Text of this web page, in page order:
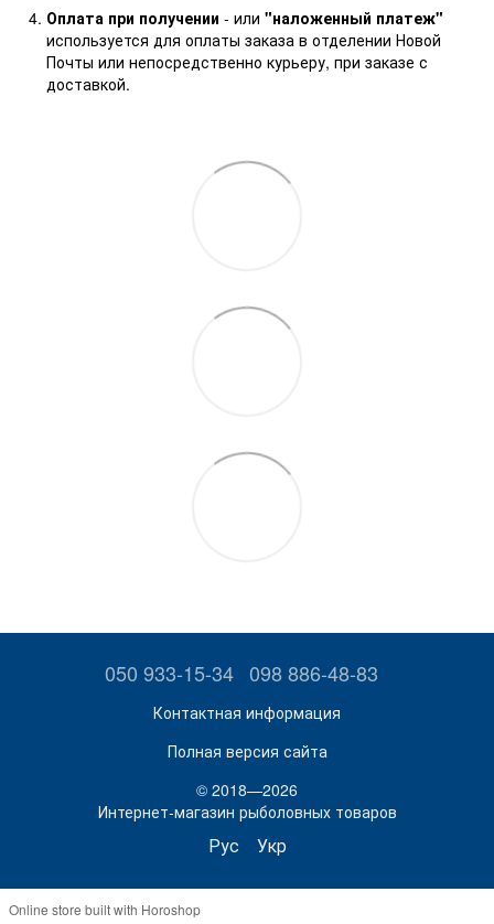
Оплата при получении - или "наложенный платеж"
используется для оплаты заказа в отделении Новой
Почты или непосредственно курьеру, при заказе с
доставкой.
050 933-15-34 098 886-48-83
Контактная информация
Полная версия сайта
© 2018—2026
Интернет-магазин рыболовных товаров
Рус Укр
Online store built with Horoshop